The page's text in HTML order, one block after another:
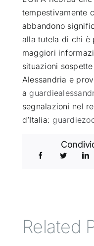
tempestivamente
abbandono
alla tutela di chi è
maggiori
situazioni
Alessandria e
a
segnalazioni nel
d’Italia:
Related